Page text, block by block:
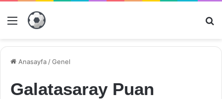
Menü
Anasayfa /Genel
Galatasaray Puan